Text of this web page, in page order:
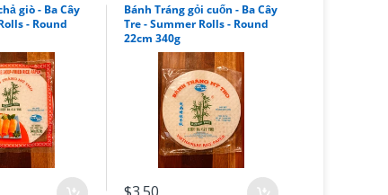
giò - Ba Cây
- Round
Bánh Tráng gỏi cuốn - Ba Cây
Tre - Summer Rolls - Round
22cm 340g